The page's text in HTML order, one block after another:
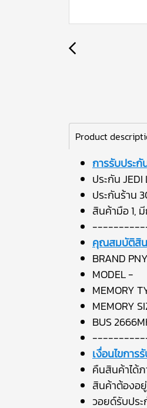
Product
การรับประ
ประกัน JEDI
ประกันร้าน
สินค้ามือ 1,
คุณสมบัติสิ
BRAND PNY
MODEL -
MEMORY
MEMORY
BUS
เงื่อนไขการ
คืนสินค้าได้
สินค้าต้องอ
วอยด์รับปร